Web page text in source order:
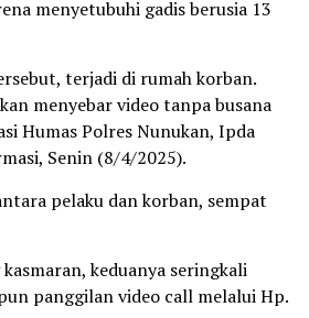
menyetubuhi gadis berusia 13
terjadi di rumah korban.
menyebar video tanpa busana
Humas Polres Nunukan, Ipda
Senin (8/4/2025).
pelaku dan korban, sempat
keduanya seringkali
panggilan video call melalui Hp.